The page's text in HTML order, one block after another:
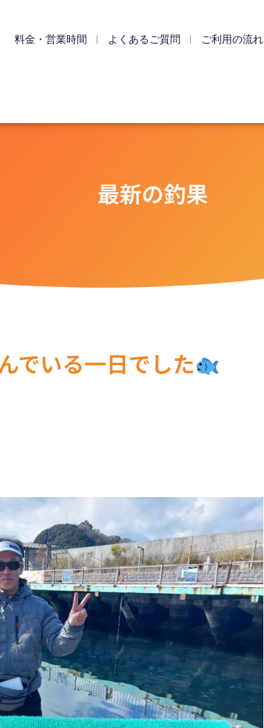
料金・営業時間 よくあるご質問 ご利用の流れ
最新の釣果
でいる一日でした